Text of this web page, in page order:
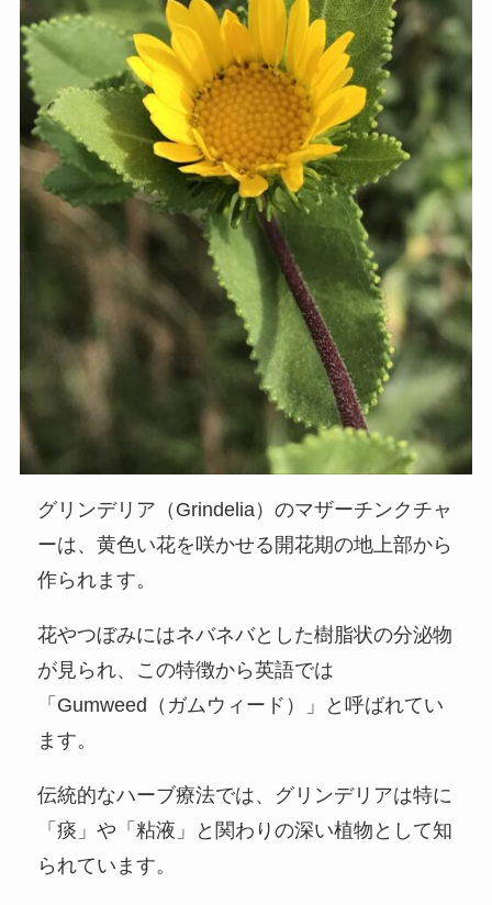
グリンデリア（Grindelia）のマザーチンクチャ
ーは、黄色い花を咲かせる開花期の地上部から
作られます。
花やつぼみにはネバネバとした樹脂状の分泌物
が見られ、この特徴から英語では
「Gumweed（ガムウィード）」と呼ばれてい
ます。
伝統的なハーブ療法では、グリンデリアは特に
「痰」や「粘液」と関わりの深い植物として知
られています。